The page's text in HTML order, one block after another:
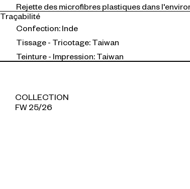
Rejette des microfibres plastiques dans
Traçabilité
Confection: Inde
Tissage - Tricotage: Taiwan
Teinture - Impression: Taiwan
COLLECTION
FW 25/26